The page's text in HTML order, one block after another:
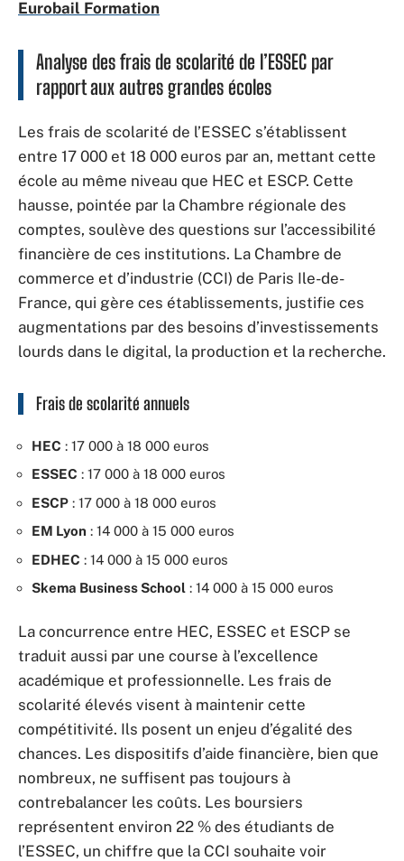
Eurobail Formation
Analyse des frais de scolarité de l’ESSEC par
rapport aux autres grandes écoles
Les frais de scolarité de l’ESSEC s’établissent
entre 17 000 et 18 000 euros par an, mettant cette
école au même niveau que HEC et ESCP. Cette
hausse, pointée par la Chambre régionale des
comptes, soulève des questions sur l’accessibilité
financière de ces institutions. La Chambre de
commerce et d’industrie (CCI) de Paris Ile-de-
France, qui gère ces établissements, justifie ces
augmentations par des besoins d’investissements
lourds dans le digital, la production et la recherche.
Frais de scolarité annuels
HEC : 17 000 à 18 000 euros
ESSEC : 17 000 à 18 000 euros
ESCP : 17 000 à 18 000 euros
EM Lyon : 14 000 à 15 000 euros
EDHEC : 14 000 à 15 000 euros
Skema Business School : 14 000 à 15 000 euros
La concurrence entre HEC, ESSEC et ESCP se
traduit aussi par une course à l’excellence
académique et professionnelle. Les frais de
scolarité élevés visent à maintenir cette
compétitivité. Ils posent un enjeu d’égalité des
chances. Les dispositifs d’aide financière, bien que
nombreux, ne suffisent pas toujours à
contrebalancer les coûts. Les boursiers
représentent environ 22 % des étudiants de
l’ESSEC, un chiffre que la CCI souhaite voir